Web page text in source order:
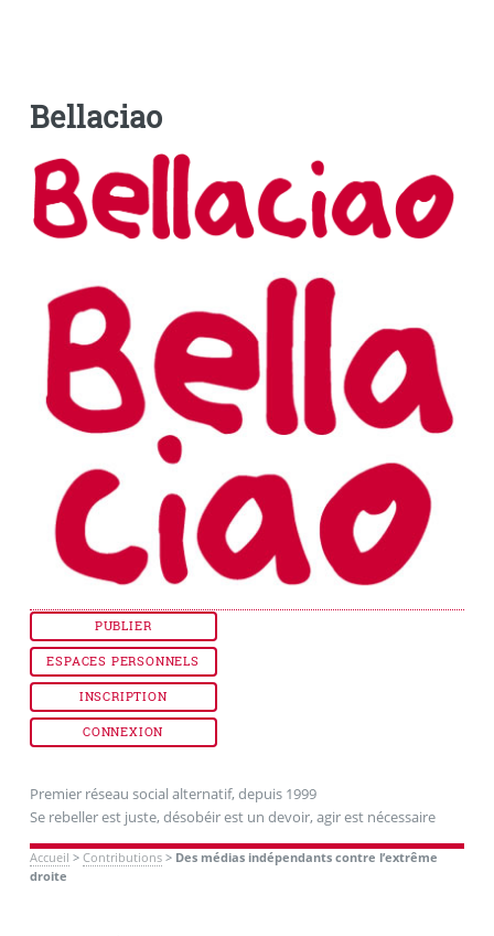
Bellaciao
PUBLIER
ESPACES PERSONNELS
INSCRIPTION
CONNEXION
Premier réseau social alternatif, depuis 1999
Se rebeller est juste, désobéir est un devoir, agir est nécessaire
Accueil > Contributions> Des médias indépendants contre l’extrême
droite